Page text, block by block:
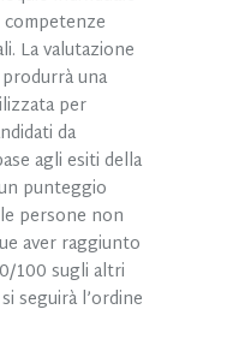
competenze
La valutazione
una
per
da
agli esiti della
punteggio
persone non
aver raggiunto
100 sugli altri
seguirà l’ordine